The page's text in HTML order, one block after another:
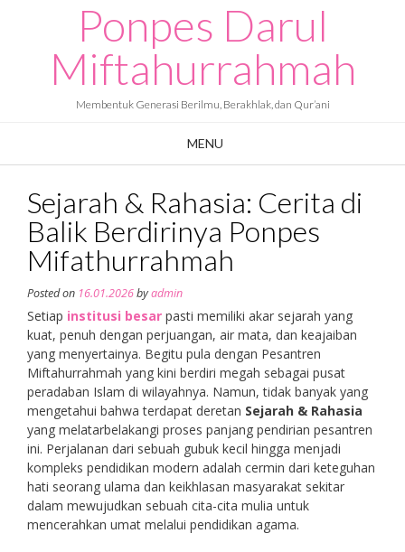
Ponpes Darul
Miftahurrahmah
Membentuk Generasi Berilmu, Berakhlak, dan Qur’ani
MENU
Sejarah & Rahasia: Cerita di
Balik Berdirinya Ponpes
Mifathurrahmah
Posted on 16.01.2026byadmin
Setiap institusi besar pasti memiliki akar sejarah yang
kuat, penuh dengan perjuangan, air mata, dan keajaiban
yang menyertainya. Begitu pula dengan Pesantren
Miftahurrahmah yang kini berdiri megah sebagai pusat
peradaban Islam di wilayahnya. Namun, tidak banyak yang
mengetahui bahwa terdapat deretan Sejarah & Rahasia
yang melatarbelakangi proses panjang pendirian pesantren
ini. Perjalanan dari sebuah gubuk kecil hingga menjadi
kompleks pendidikan modern adalah cermin dari keteguhan
hati seorang ulama dan keikhlasan masyarakat sekitar
dalam mewujudkan sebuah cita-cita mulia untuk
mencerahkan umat melalui pendidikan agama.